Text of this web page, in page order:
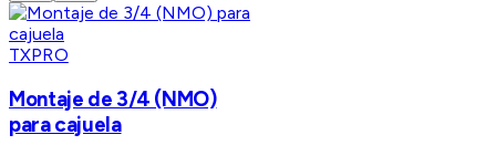
TXPRO
Montaje de 3/4 (NMO)
para cajuela